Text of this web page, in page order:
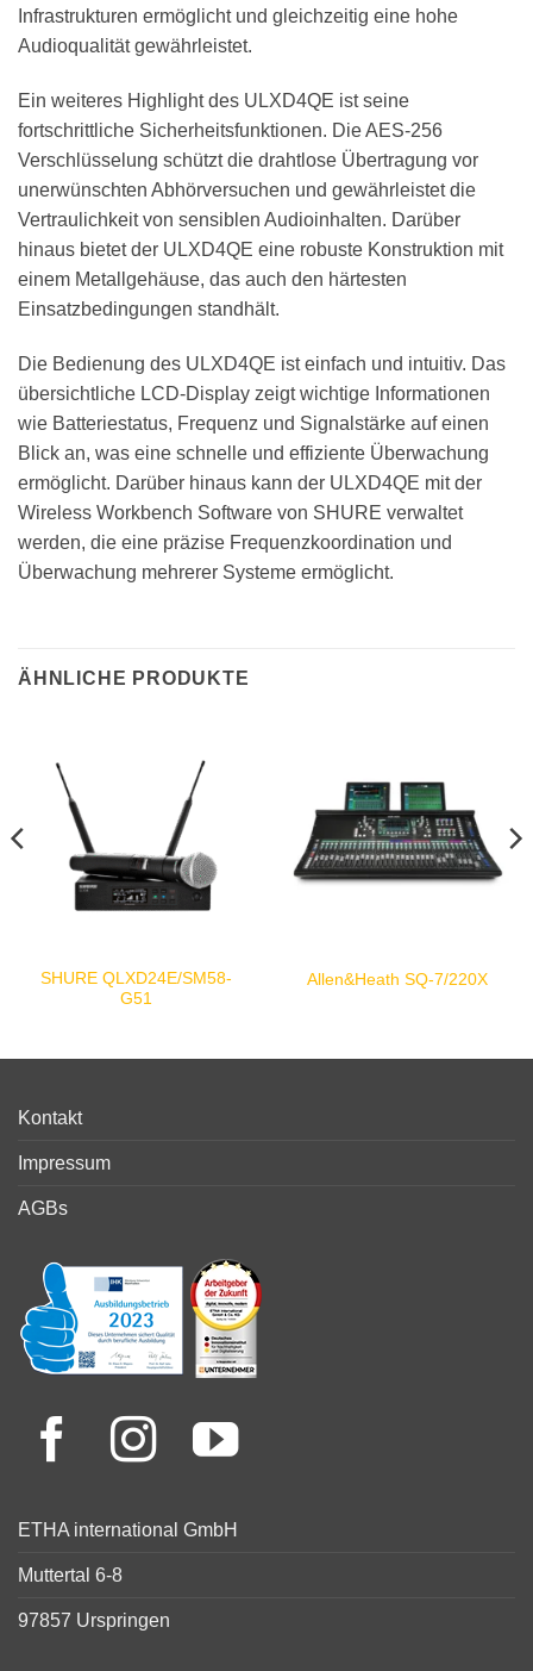
Infrastrukturen ermöglicht und gleichzeitig eine hohe
Audioqualität gewährleistet.
Ein weiteres Highlight des ULXD4QE ist seine
fortschrittliche Sicherheitsfunktionen. Die AES-256
Verschlüsselung schützt die drahtlose Übertragung vor
unerwünschten Abhörversuchen und gewährleistet die
Vertraulichkeit von sensiblen Audioinhalten. Darüber
hinaus bietet der ULXD4QE eine robuste Konstruktion mit
einem Metallgehäuse, das auch den härtesten
Einsatzbedingungen standhält.
Die Bedienung des ULXD4QE ist einfach und intuitiv. Das
übersichtliche LCD-Display zeigt wichtige Informationen
wie Batteriestatus, Frequenz und Signalstärke auf einen
Blick an, was eine schnelle und effiziente Überwachung
ermöglicht. Darüber hinaus kann der ULXD4QE mit der
Wireless Workbench Software von SHURE verwaltet
werden, die eine präzise Frequenzkoordination und
Überwachung mehrerer Systeme ermöglicht.
ÄHNLICHE PRODUKTE
SHURE QLXD24E/SM58-
G51
Allen&Heath SQ-7/220X
Kontakt
Impressum
AGBs
ETHA international GmbH
Muttertal 6-8
97857 Urspringen